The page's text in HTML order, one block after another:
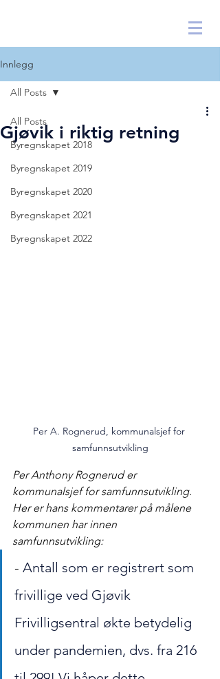
Innlegg
All Posts
Byregnskapet 2018
Byregnskapet 2019
Byregnskapet 2020
Byregnskapet 2021
Byregnskapet 2022
All Posts
Gjøvik i riktig retning
Per A. Rognerud, kommunalsjef for
samfunnsutvikling
Per Anthony Rognerud er
kommunalsjef for samfunnsutvikling.
Her er hans kommentarer på målene
kommunen har innen
samfunnsutvikling:
- Antall som er registrert som
frivillige ved Gjøvik
Frivilligsentral økte betydelig
under pandemien, dvs. fra 216